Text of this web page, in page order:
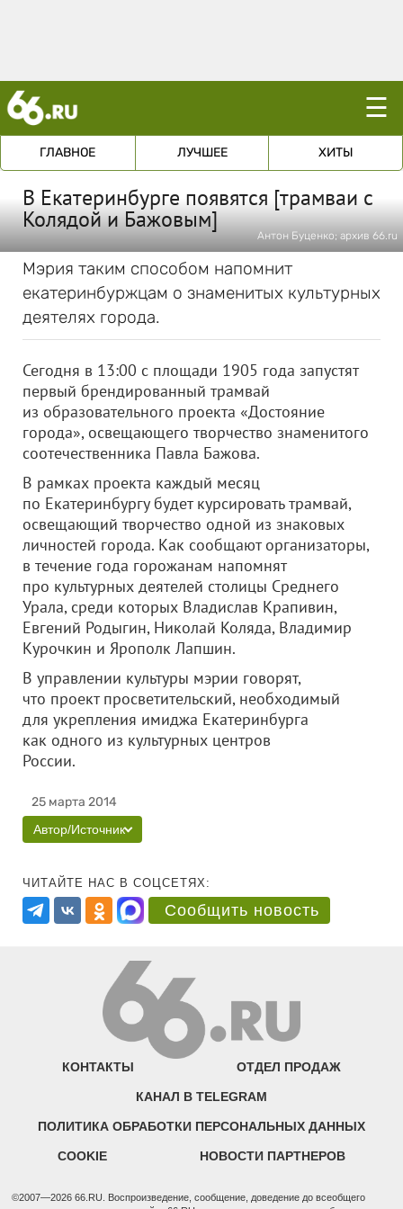
☰
ГЛАВНОЕ ЛУЧШЕЕ ХИТЫ
В Екатеринбурге появятся [трамваи с
Колядой и Бажовым]
Антон Буценко; архив 66.ru
Мэрия таким способом напомнит
екатеринбуржцам о знаменитых культурных
деятелях города.
Сегодня в 13:00 с площади 1905 года запустят
первый брендированный трамвай
из образовательного проекта «Достояние
города», освещающего творчество знаменитого
соотечественника Павла Бажова.
В рамках проекта каждый месяц
по Екатеринбургу будет курсировать трамвай,
освещающий творчество одной из знаковых
личностей города. Как сообщают организаторы,
в течение года горожанам напомнят
про культурных деятелей столицы Среднего
Урала, среди которых Владислав Крапивин,
Евгений Родыгин, Николай Коляда, Владимир
Курочкин и Ярополк Лапшин.
В управлении культуры мэрии говорят,
что проект просветительский, необходимый
для укрепления имиджа Екатеринбурга
как одного из культурных центров
России.
25 марта 2014
Автор/Источник
ЧИТАЙТЕ НАС В СОЦСЕТЯХ:
Сообщить новость
КОНТАКТЫ ОТДЕЛ ПРОДАЖ
КАНАЛ В TELEGRAM
ПОЛИТИКА ОБРАБОТКИ ПЕРСОНАЛЬНЫХ ДАННЫХ
COOKIE НОВОСТИ ПАРТНЕРОВ
©2007—2026 66.RU. Воспроизведение, сообщение, доведение до всеобщего